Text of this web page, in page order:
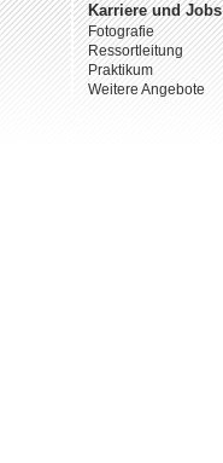
Karriere und Jobs
Fotografie
Ressortleitung
Praktikum
Weitere Angebote